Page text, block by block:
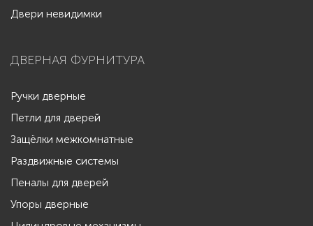
Двери невидимки
ДВЕРНАЯ ФУРНИТУРА
Ручки дверные
Петли для дверей
Защёлки межкомнатные
Раздвижные системы
Пеналы для дверей
Упоры дверные